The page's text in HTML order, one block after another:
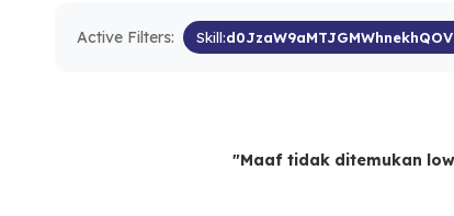
Active Filters: Skill:
"Maaf tidak ditemukan